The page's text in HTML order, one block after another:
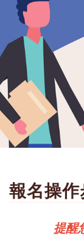
報名操作
提醒